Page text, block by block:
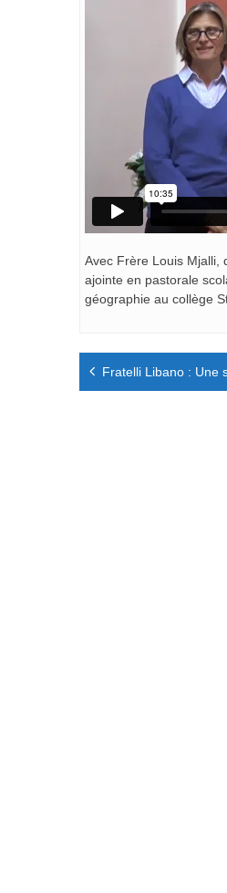
Avec Frère Louis Mjalli,
ajointe en pastorale
géographie au collège
Navigation
de
Fratelli Libano : Une